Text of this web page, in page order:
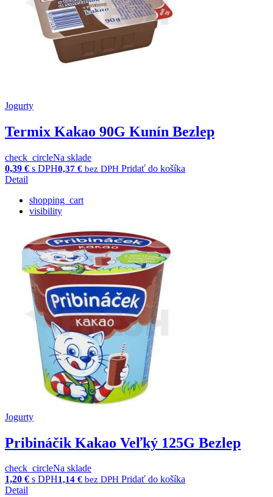
Jogurty
Termix Kakao 90G Kunín Bezlep
check_circleNa sklade
0,39 € s DPH0,37 € bez DPH Pridať do košíka
Detail
shopping_cart
visibility
Jogurty
Pribináčik Kakao Veľký 125G Bezlep
check_circleNa sklade
1,20 € s DPH1,14 € bez DPH Pridať do košíka
Detail